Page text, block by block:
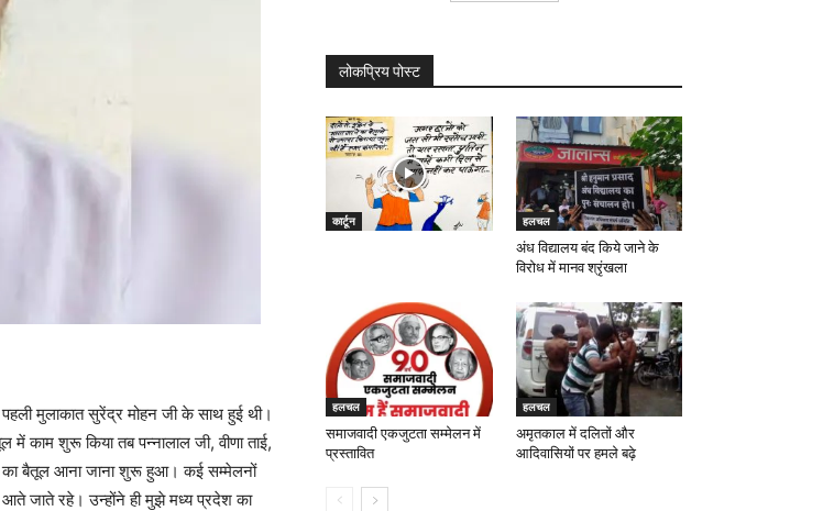
पहली मुलाकात सुरेंद्र मोहन जी के साथ हुई थी।
काम शुरू किया तब पन्नालाल जी, वीणा ताई,
का बैतूल आना जाना शुरू हुआ। कई सम्मेलनों
आते जाते रहे। उन्होंने ही मुझे मध्य प्रदेश का
लोकप्रिय पोस्ट
कार्टून हलचल
अंध विद्यालय बंद किये जाने के
विरोध में मानव श्रृंखला
हलचल
समाजवादी एकजुटता सम्मेलन में
प्रस्तावित
हलचल
अमृतकाल में दलितों और
आदिवासियों पर हमले बढ़े